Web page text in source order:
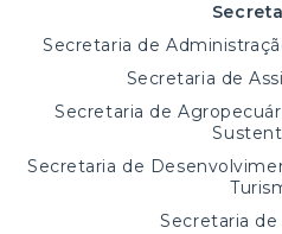
Secretaria de
Secretaria de
Secretaria de
Secretaria de
Secretaria de